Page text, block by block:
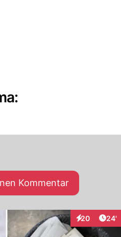
Kommentar
20
Interaktionen
24'